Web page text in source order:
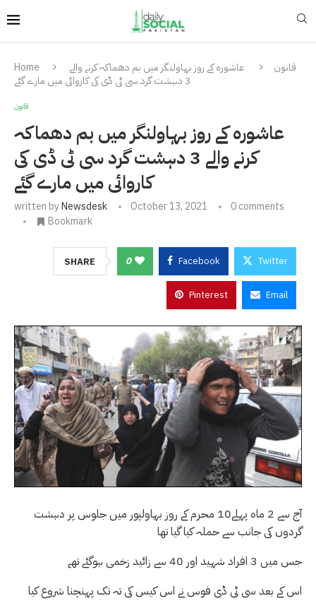
Home قانون
عاشورہ کے روز بہاولنگر میں بم دھماکہ کرنے والے
3 دہشت گرد سی ٹی ڈی کی کاروائی میں مارے گئے
قانون
عاشورہ کے روز بہاولنگر میں بم دھماکہ
کرنے والے 3 دہشت گرد سی ٹی ڈی کی
کاروائی میں مارے گئے
written byNewsdesk October 13, 2021
0 comments
Bookmark
SHARE 0 Facebook Twitter
Pinterest Email
آج سے 2 ماہ پہلے10 محرم کے روز بہاولپور میں جلوس پر دہشت
گردوں کی جانب سے حملہ کیا گیا تھا
جس میں 3 افراد شہید اور 40 سے زائید زخمی ہوگئے تھے
اس کے بعد سی ٹی ڈی فوس نے اس کیس کی تہ تک پہنچنا شروع کیا